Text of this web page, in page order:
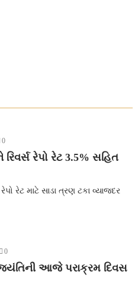
0
રેપો રેટ 3.5% સહિત
રેટ માટે સાડા ત્રણ ટકા વ્યાજદર
0
આજે પરાક્રમ દિવસ